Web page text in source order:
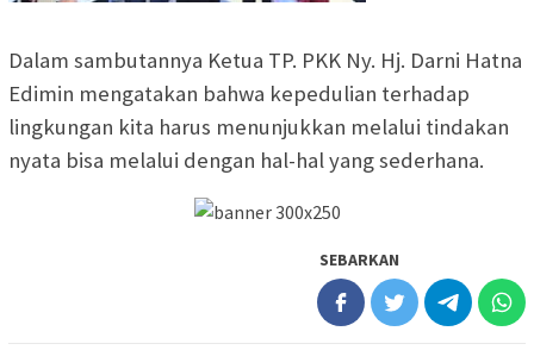
Dalam sambutannya Ketua TP. PKK Ny. Hj. Darni Hatna
Edimin mengatakan bahwa kepedulian terhadap
lingkungan kita harus menunjukkan melalui tindakan
nyata bisa melalui dengan hal-hal yang sederhana.
SEBARKAN